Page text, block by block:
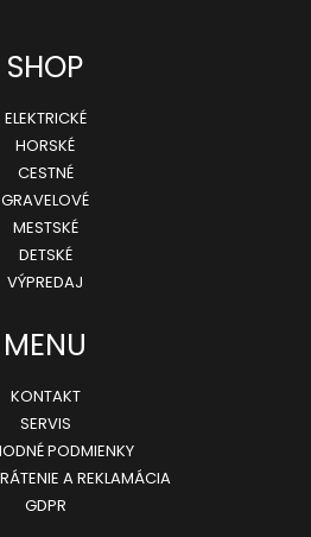
SHOP
ELEKTRICKÉ
HORSKÉ
CESTNÉ
GRAVELOVÉ
MESTSKÉ
DETSKÉ
VÝPREDAJ
MENU
KONTAKT
SERVIS
PODMIENKY
A REKLAMÁCIA
GDPR